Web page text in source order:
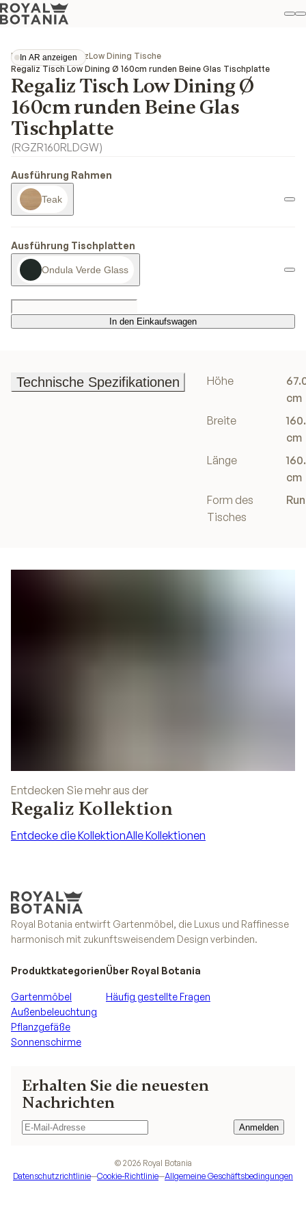
In AR anzeigen
In AR anzeigen
KollektionenRegalizLow Dining Tische
Regaliz Tisch Low Dining Ø 160cm runden Beine Glas Tischplatte
Regaliz Tisch Low Dining Ø
160cm runden Beine Glas
Tischplatte
(RGZR160RLDGW)
Ausführung Rahmen
Teak
Ausführung Tischplatten
Ondula Verde Glass
In den Einkaufswagen
In den Einkaufswagen
Technische Spezifikationen
Höhe
cm
Breite
cm
Länge
cm
Form des
Tisches
Entdecken Sie mehr aus der
Regaliz Kollektion
Entdecke die KollektionAlle Kollektionen
Royal Botania entwirft Gartenmöbel, die Luxus und Raffinesse
harmonisch mit zukunftsweisendem Design verbinden.
Erhalten Sie die neuesten
Nachrichten
Anmelden
Anmelden
Produktkategorien
Gartenmöbel
Außenbeleuchtung
Pflanzgefäße
Sonnenschirme
Über Royal Botania
Häufig gestellte Fragen
© 2026 Royal Botania
Datenschutzrichtlinie—Cookie-Richtlinie—Allgemeine Geschäftsbedingungen